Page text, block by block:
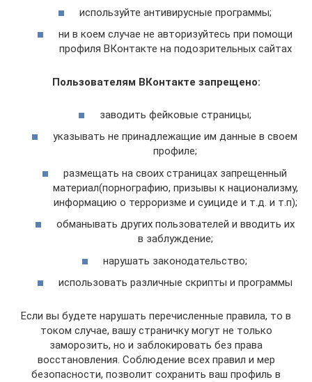
используйте антивирусные программы;
ни в коем случае не авторизуйтесь при помощи
профиля ВКонтакте на подозрительных сайтах
Пользователям ВКонтакте запрещено:
заводить фейковые страницы;
указывать не принадлежащие им данные в своем
профиле;
размещать на своих страницах запрещенный
материал(порнографию, призывы к национализму,
информацию о терроризме и суициде и т.д. и т.п);
обманывать других пользователей и вводить их
в заблуждение;
нарушать законодательство;
использовать различные скрипты и программы
Если вы будете нарушать перечисленные правила, то в
током случае, вашу страничку могут не только
заморозить, но и заблокировать без права
восстановления. Соблюдение всех правил и мер
безопасности, позволит сохранить ваш профиль в